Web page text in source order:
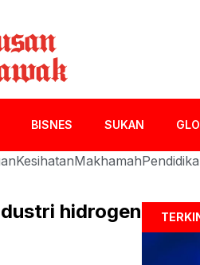
BISNES SUKAN
KesihatanMakhamah
hidrogen